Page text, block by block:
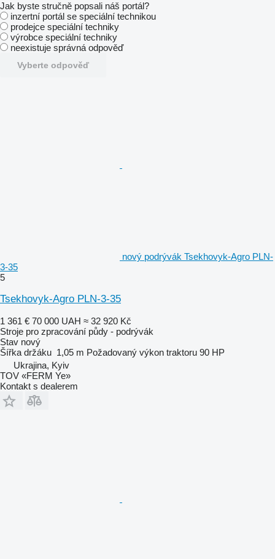
Jak byste stručně popsali náš portál?
inzertní portál se speciální technikou
prodejce speciální techniky
výrobce speciální techniky
neexistuje správná odpověď
Vyberte odpověď
nový podrývák Tsekhovyk-Agro PLN-
3-35
5
Tsekhovyk-Agro PLN-3-35
1 361 € 70 000 UAH ≈ 32 920 Kč
Stroje pro zpracování půdy - podrývák
Stav nový
Šířka držáku 1,05 m Požadovaný výkon traktoru 90 HP
Ukrajina, Kyiv
TOV «FERM Ye»
Kontakt s dealerem